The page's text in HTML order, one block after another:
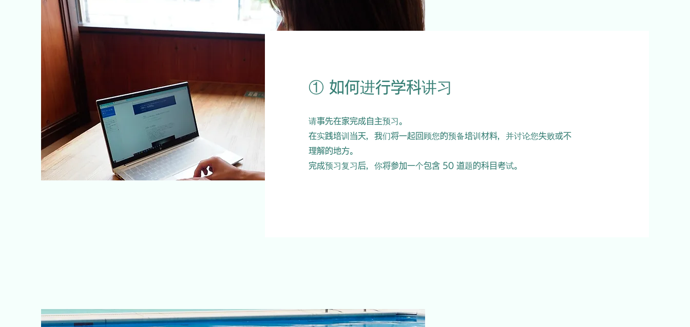
① 如何进行学科讲习
请事先在家完成自主预习。
在实践培训当天，我们将一起回顾您的预备培训材料，并讨论您失败或不
理解的地方。
完成预习复习后，你将参加一个包含 50 道题的科目考试。